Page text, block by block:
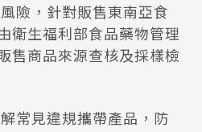
險，針對販售東南亞食
衛生福利部食品藥物管理
售商品來源查核及採樣檢
常見違規攜帶產品，防